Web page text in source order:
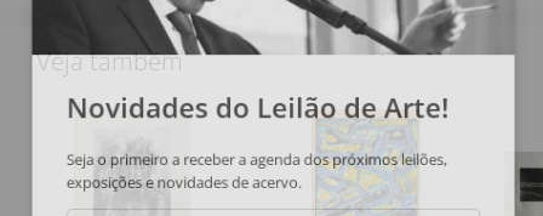
Veja também
Novidades do Leilão de Arte!
Seja o primeiro a receber a agenda dos próximos leilões,
exposições e novidades de acervo.